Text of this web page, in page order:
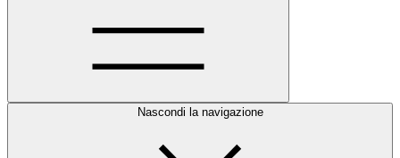
Nascondi la navigazione